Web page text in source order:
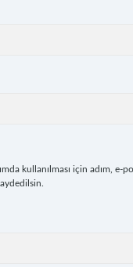
kullanılması için adım, e-